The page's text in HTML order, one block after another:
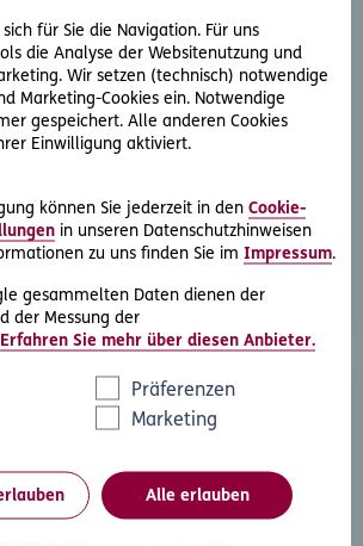
für Sie die Navigation. Für uns
die Analyse der Websitenutzung und
Wir setzen (technisch) notwendige
Marketing-Cookies ein. Notwendige
gespeichert. Alle anderen Cookies
Einwilligung aktiviert.
können Sie jederzeit in den Cookie-
in unseren Datenschutzhinweisen
zu uns finden Sie im Impressum.
gesammelten Daten dienen der
der Messung der
Erfahren Sie mehr über diesen Anbieter.
Präferenzen
Marketing
Alle erlauben
D.A.S. Direkthilfe®
eine außergerichtliche Lösung an
melden